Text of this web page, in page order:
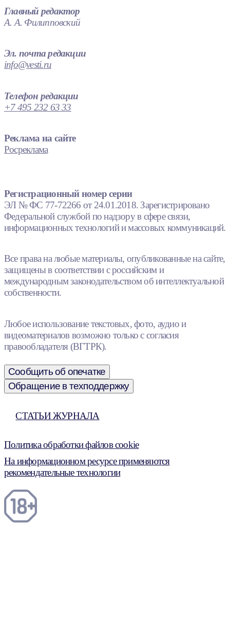
Главный редактор
А. А. Филипповский
Эл. почта редакции
info@vesti.ru
Телефон редакции
+7 495 232 63 33
Реклама на сайте
Росреклама
Регистрационный номер серии
ЭЛ № ФС 77-72266 от 24.01.2018. Зарегистрировано
Федеральной службой по надзору в сфере связи,
информационных технологий и массовых коммуникаций.
Все права на любые материалы, опубликованные на сайте,
защищены в соответствии с российским и
международным законодательством об интеллектуальной
собственности.
Любое использование текстовых, фото, аудио и
видеоматериалов возможно только с согласия
правообладателя (ВГТРК).
Сообщить об опечатке
Обращение в техподдержку
СТАТЬИ ЖУРНАЛА
Политика обработки файлов cookie
На информационном ресурсе применяются
рекомендательные технологии